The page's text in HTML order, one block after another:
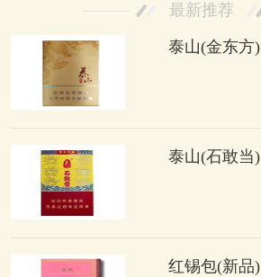
最新推荐
泰山(金东方)
泰山(石敢当)
红锡包(新品)